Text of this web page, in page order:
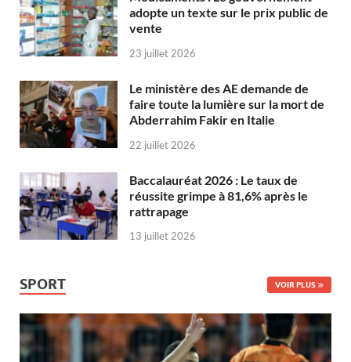
adopte un texte sur le prix public de
vente
23 juillet 2026
Le ministère des AE demande de
faire toute la lumière sur la mort de
Abderrahim Fakir en Italie
22 juillet 2026
Baccalauréat 2026 : Le taux de
réussite grimpe à 81,6% après le
rattrapage
13 juillet 2026
SPORT VOIR PLUS